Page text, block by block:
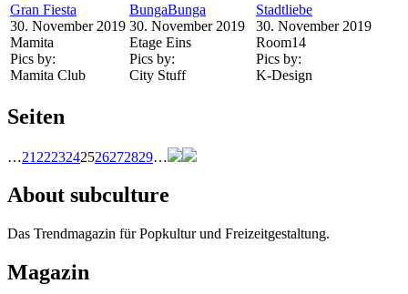
Gran Fiesta
30. November 2019
Mamita
Pics by:
Mamita Club
BungaBunga
30. November 2019
Etage Eins
Pics by:
City Stuff
Stadtliebe
30. November 2019
Room14
Pics by:
K-Design
Seiten
…21 2223242526272829…
About subculture
Das Trendmagazin für Popkultur und Freizeitgestaltung.
Magazin